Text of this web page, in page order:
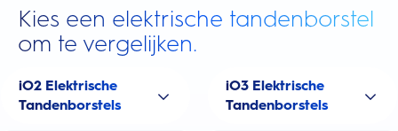
Kies een elektrische tandenborstel
om te vergelijken.
iO2 Elektrische
Tandenborstels
iO3 Elektrische
Tandenborstels